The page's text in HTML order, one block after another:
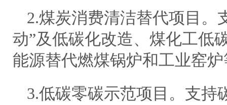
2.煤炭消费清洁替代项目。
动”及低碳化改造、煤化工低
能源替代燃煤锅炉和工业窑
3.低碳零碳示范项目。支持